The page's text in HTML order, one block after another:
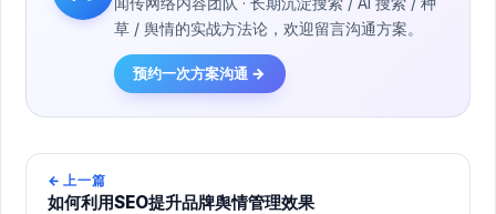
草 / 舆情的实战方法论，欢迎留言沟通方案。
预约一次方案沟通 →
← 上一篇
如何利用SEO提升品牌舆情管理效果